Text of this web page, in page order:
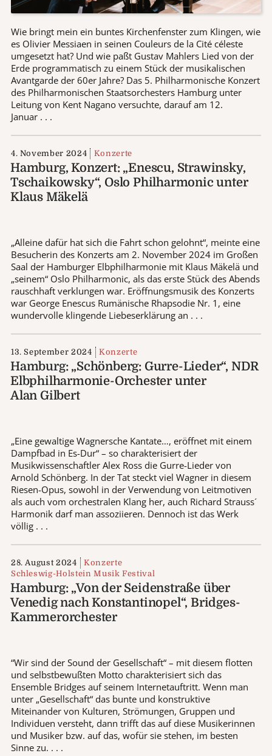
Wie bringt mein ein buntes Kirchenfenster zum Klingen, wie
es Olivier Messiaen in seinen Couleurs de la Cité céleste
umgesetzt hat? Und wie paßt Gustav Mahlers Lied von der
Erde programmatisch zu einem Stück der musikalischen
Avantgarde der 60er Jahre? Das 5. Philharmonische Konzert
des Philharmonischen Staatsorchesters Hamburg unter
Leitung von Kent Nagano versuchte, darauf am 12.
Januar . . .
4. November 2024 Konzerte
Hamburg, Konzert: „Enescu, Strawinsky,
Tschaikowsky“, Oslo Philharmonic unter
Klaus Mäkelä
„Alleine dafür hat sich die Fahrt schon gelohnt“, meinte eine
Besucherin des Konzerts am 2. November 2024 im Großen
Saal der Hamburger Elbphilharmonie mit Klaus Mäkelä und
„seinem“ Oslo Philharmonic, als das erste Stück des Abends
rauschhaft verklungen war. Eröffnungsmusik des Konzerts
war George Enescus Rumänische Rhapsodie Nr. 1, eine
wundervolle klingende Liebeserklärung an . . .
13. September 2024 Konzerte
Hamburg: „Schönberg: Gurre-Lieder“, NDR
Elbphilharmonie-Orchester unter
Alan Gilbert
„Eine gewaltige Wagnersche Kantate…, eröffnet mit einem
Dampfbad in Es-Dur“ – so charakterisiert der
Musikwissenschaftler Alex Ross die Gurre-Lieder von
Arnold Schönberg. In der Tat steckt viel Wagner in diesem
Riesen-Opus, sowohl in der Verwendung von Leitmotiven
als auch vom orchestralen Klang her, auch Richard Strauss´
Harmonik darf man assoziieren. Dennoch ist das Werk
völlig . . .
28. August 2024
Konzerte
Schleswig-Holstein Musik Festival
Hamburg: „Von der Seidenstraße über
Venedig nach Konstantinopel“, Bridges-
Kammerorchester
“Wir sind der Sound der Gesellschaft“ – mit diesem flotten
und selbstbewußten Motto charakterisiert sich das
Ensemble Bridges auf seinem Internetauftritt. Wenn man
unter „Gesellschaft“ das bunte und konstruktive
Miteinander von Kulturen, Strömungen, Gruppen und
Individuen versteht, dann trifft das auf diese Musikerinnen
und Musiker bzw. auf das, wofür sie stehen, im besten
Sinne zu. . . .